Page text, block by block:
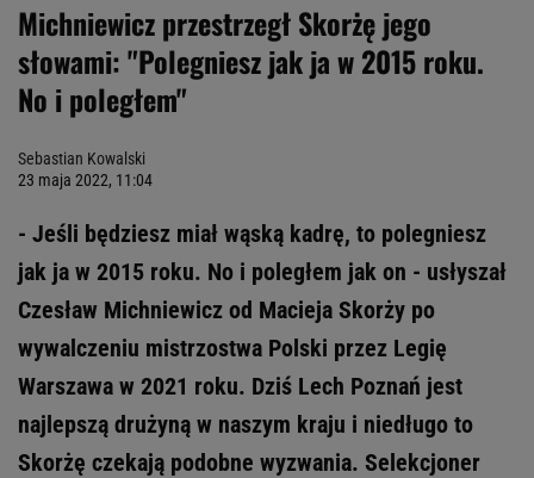
Michniewicz przestrzegł Skorżę jego
słowami: "Polegniesz jak ja w 2015 roku.
No i poległem"
Sebastian Kowalski
23 maja 2022, 11:04
- Jeśli będziesz miał wąską kadrę, to polegniesz
jak ja w 2015 roku. No i poległem jak on - usłyszał
Czesław Michniewicz od Macieja Skorży po
wywalczeniu mistrzostwa Polski przez Legię
Warszawa w 2021 roku. Dziś Lech Poznań jest
najlepszą drużyną w naszym kraju i niedługo to
Skorżę czekają podobne wyzwania. Selekcjoner